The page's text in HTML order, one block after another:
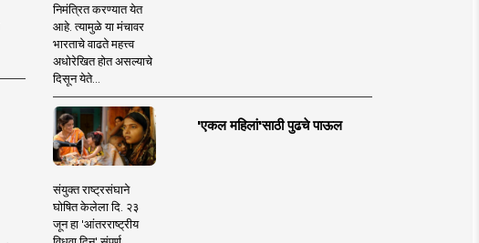
निमंत्रित करण्यात येत
आहे. त्यामुळे या मंचावर
भारताचे वाढते महत्त्व
अधोरेखित होत असल्याचे
दिसून येते...
'एकल महिलां'साठी पुढचे पाऊल
संयुक्त राष्ट्रसंघाने
घोषित केलेला दि. २३
जून हा 'आंतरराष्ट्रीय